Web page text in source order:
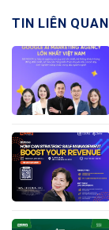
TIN LIÊN QUAN